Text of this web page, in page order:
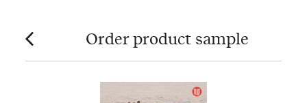
Order product sample